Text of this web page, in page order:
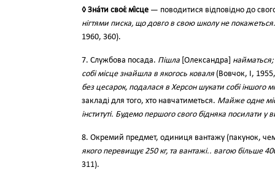
◊ Зна́ти своє́ мі́сце — поводитися відповідно до
нігтями писка, що довго в свою школу не
1960, 360).
7. Службова посада. Пішла [Олександра]
собі місце знайшла в якогось коваля (Вовчок, І,
без цесарок, подалася в Херсон шукати собі іншого
закладі для того, хто навчатиметься. Майже одне
інституті. Будемо першого свого бідняка посилати у
8. Окремий предмет, одиниця вантажу (пакунок,
якого перевищує 250 кг, та вантажі.. вагою більше
311).